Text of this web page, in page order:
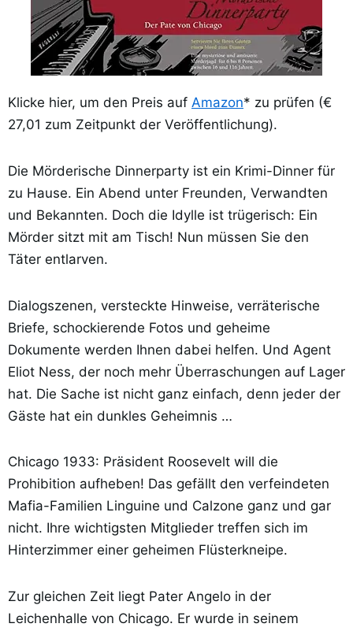
Klicke hier, um den Preis auf Amazon* zu prüfen (€
27,01 zum Zeitpunkt der Veröffentlichung).
Die Mörderische Dinnerparty ist ein Krimi-Dinner für
zu Hause. Ein Abend unter Freunden, Verwandten
und Bekannten. Doch die Idylle ist trügerisch: Ein
Mörder sitzt mit am Tisch! Nun müssen Sie den
Täter entlarven.
Dialogszenen, versteckte Hinweise, verräterische
Briefe, schockierende Fotos und geheime
Dokumente werden Ihnen dabei helfen. Und Agent
Eliot Ness, der noch mehr Überraschungen auf Lager
hat. Die Sache ist nicht ganz einfach, denn jeder der
Gäste hat ein dunkles Geheimnis …
Chicago 1933: Präsident Roosevelt will die
Prohibition aufheben! Das gefällt den verfeindeten
Mafia-Familien Linguine und Calzone ganz und gar
nicht. Ihre wichtigsten Mitglieder treffen sich im
Hinterzimmer einer geheimen Flüsterkneipe.
Zur gleichen Zeit liegt Pater Angelo in der
Leichenhalle von Chicago. Er wurde in seinem